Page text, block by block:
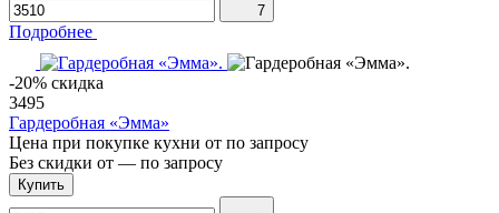
7
Подробнее
-20% скидка
3495
Гардеробная «Эмма»
Цена при покупке кухни от по запросу
Без скидки от — по запросу
Купить